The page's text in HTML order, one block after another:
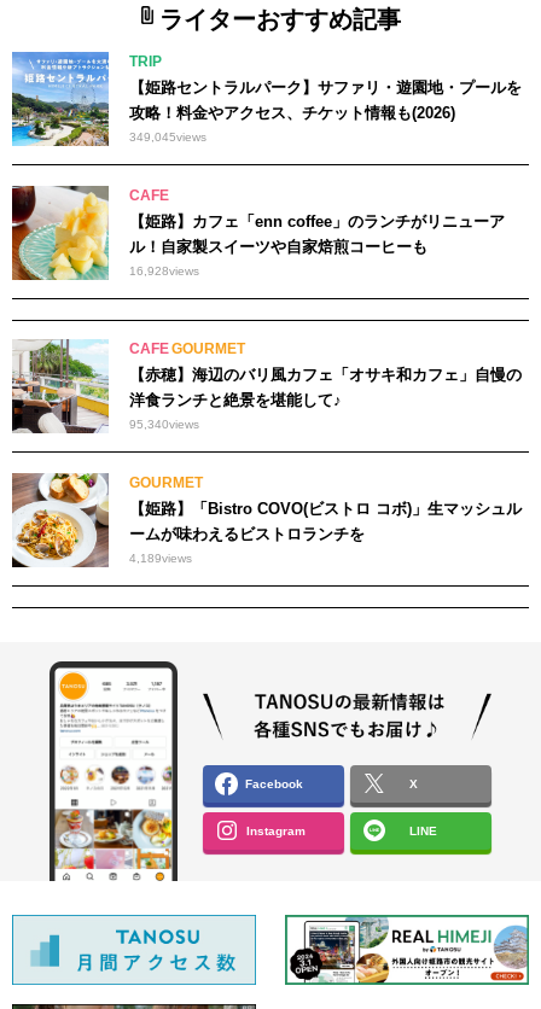
ライターおすすめ記事
TRIP
【姫路セントラルパーク】サファリ・遊園地・プールを
攻略！料金やアクセス、チケット情報も(2026)
349,045views
CAFE
【姫路】カフェ「enn coffee」のランチがリニューア
ル！自家製スイーツや自家焙煎コーヒーも
16,928views
CAFEGOURMET
【赤穂】海辺のバリ風カフェ「オサキ和カフェ」自慢の
洋食ランチと絶景を堪能して♪
95,340views
GOURMET
【姫路】「Bistro COVO(ビストロ コボ)」生マッシュル
ームが味わえるビストロランチを
4,189views
Facebook X
Instagram LINE